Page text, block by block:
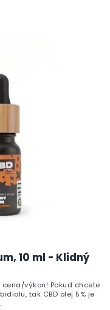
10 ml - Klidný
výkon! Pokud chcete
tak CBD olej 5% je